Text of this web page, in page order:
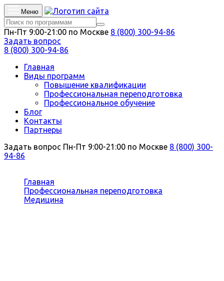
Меню
Пн-Пт 9:00-21:00 по Москве 8 (800) 300-94-86
Задать вопрос
8 (800) 300-94-86
Главная
Виды программ
Повышение квалификации
Профессиональная переподготовка
Профессиональное обучение
Блог
Контакты
Партнеры
Задать вопрос Пн-Пт 9:00-21:00 по Москве 8 (800) 300-
94-86
Главная
Профессиональная переподготовка
Медицина